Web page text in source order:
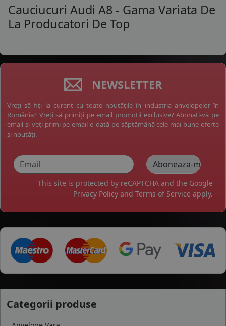
Cauciucuri Audi A8 - Gama Variata De
La Producatori De Top
NEWSLETTER
Vreți să fiți la curent cu toate noutățile în industria anvelopelor în
România? Vreți să primiți pe email promoții exclusive? Abonați-vă pe
email și veți primi pe email o dată pe săptămână cele mai bune oferte
și noutăți.
This site is protected by reCAPTCHA and the Google
Privacy Policy and Terms of Service apply.
Categorii produse